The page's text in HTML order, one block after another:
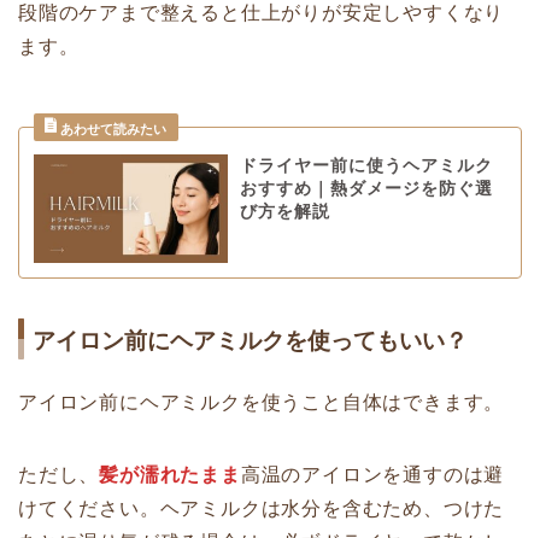
段階のケアまで整えると仕上がりが安定しやすくなり
ます。
ドライヤー前に使うヘアミルク
おすすめ｜熱ダメージを防ぐ選
び方を解説
アイロン前にヘアミルクを使ってもいい？
アイロン前にヘアミルクを使うこと自体はできます。
ただし、髪が濡れたまま 高温のアイロンを通すのは避
けてください。ヘアミルクは水分を含むため、つけた